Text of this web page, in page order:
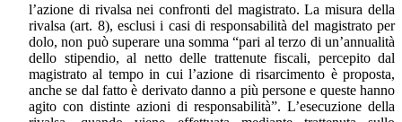
l’azione di rivalsa nei confronti del magistrato. La misura della
rivalsa (art. 8), esclusi i casi di responsabilità del magistrato per
dolo, non può superare una somma “pari al terzo di un’annualità
dello stipendio, al netto delle trattenute fiscali, percepito dal
magistrato al tempo in cui l’azione di risarcimento è proposta,
anche se dal fatto è derivato danno a più persone e queste hanno
agito con distinte azioni di responsabilità”. L’esecuzione della